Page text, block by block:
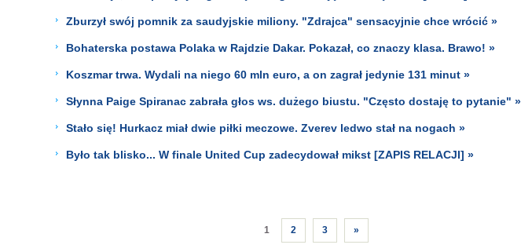
Zburzył swój pomnik za saudyjskie miliony. "Zdrajca" sensacyjnie chce wrócić »
Bohaterska postawa Polaka w Rajdzie Dakar. Pokazał, co znaczy klasa. Brawo! »
Koszmar trwa. Wydali na niego 60 mln euro, a on zagrał jedynie 131 minut »
Słynna Paige Spiranac zabrała głos ws. dużego biustu. "Często dostaję to pytanie" »
Stało się! Hurkacz miał dwie piłki meczowe. Zverev ledwo stał na nogach »
Było tak blisko... W finale United Cup zadecydował mikst [ZAPIS RELACJI] »
1 2 3 »